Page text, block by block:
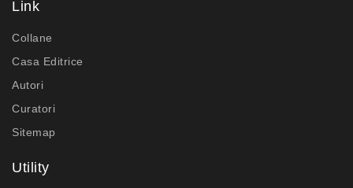
Link
Collane
Casa Editrice
Autori
Curatori
Sitemap
Utility